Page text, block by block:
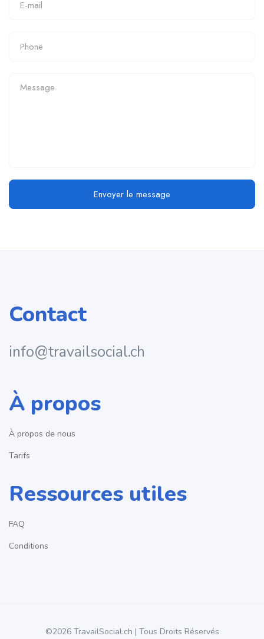
Envoyer le message
Contact
info@travailsocial.ch
À propos
À propos de nous
Tarifs
Ressources utiles
FAQ
Conditions
©2026 TravailSocial.ch | Tous Droits Réservés